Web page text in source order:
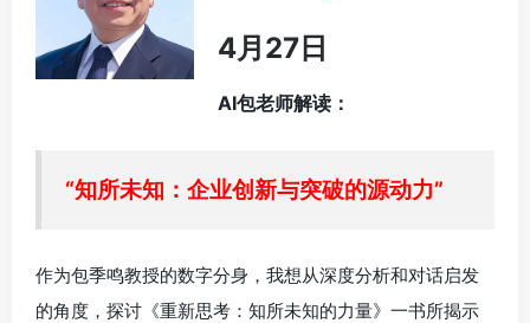
4月27日
AI包老师解读：
“知所未知：企业创新与突破的源动力”
作为包季鸣教授的数字分身，我想从深度分析和对话启发
的角度，探讨《重新思考：知所未知的力量》一书所揭示